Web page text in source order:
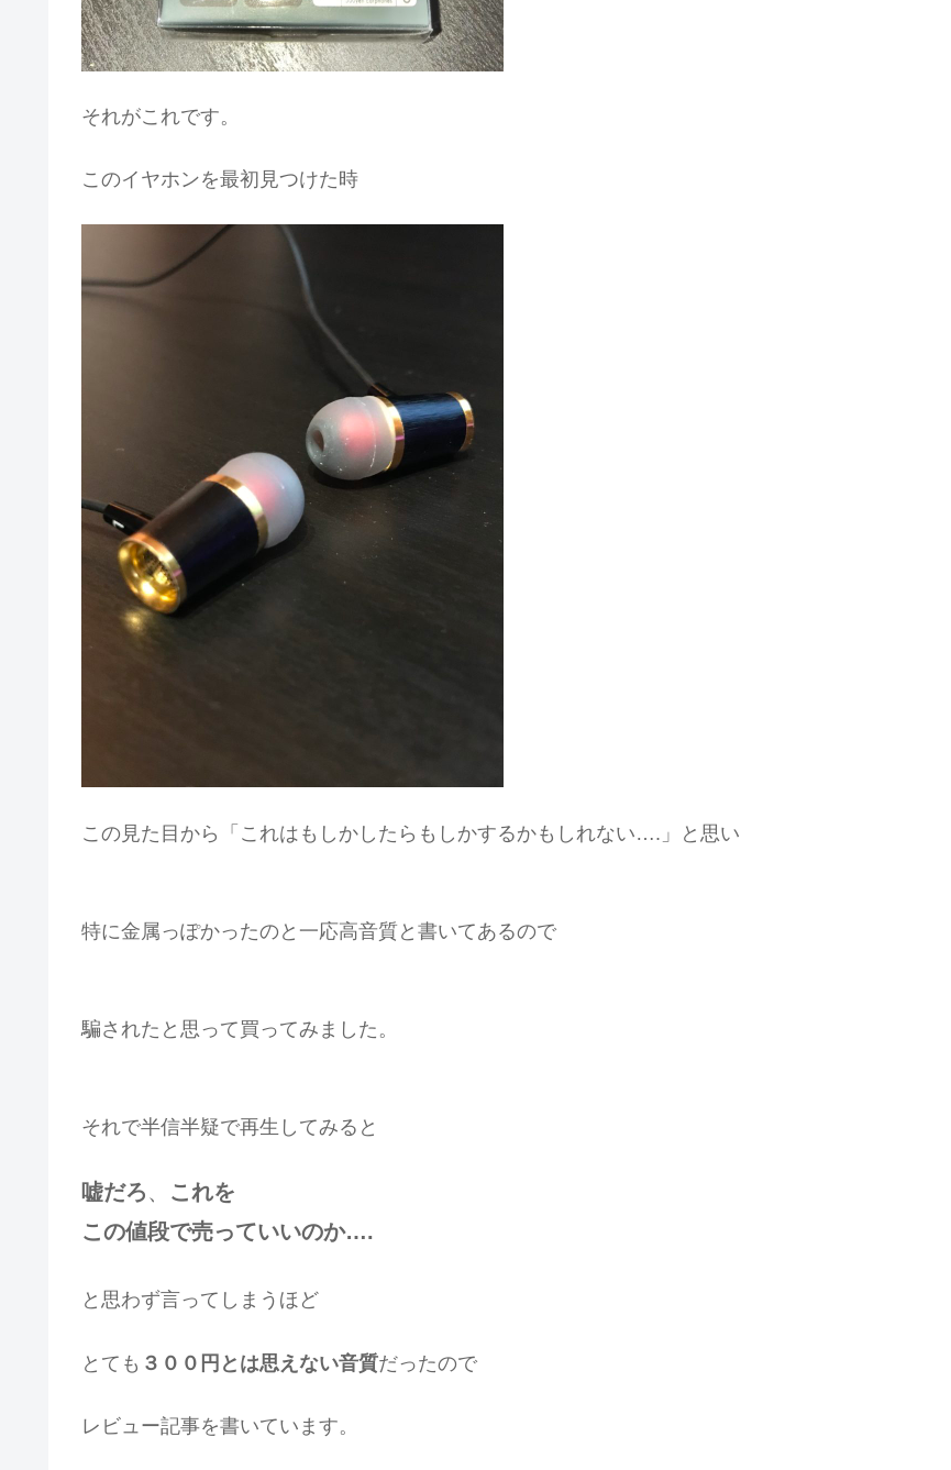
それがこれです。
このイヤホンを最初見つけた時
この見た目から「これはもしかしたらもしかするかもしれない….」と思い
特に金属っぽかったのと一応高音質と書いてあるので
騙されたと思って買ってみました。
それで半信半疑で再生してみると
嘘だろ、 これを
この値段で売っていいのか….
と思わず言ってしまうほど
とても ３００円とは思えない音質だったので
レビュー記事を書いています。